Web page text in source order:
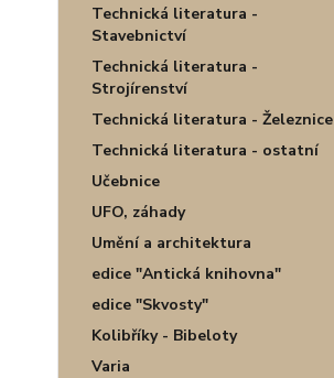
Technická literatura -
Stavebnictví
Technická literatura -
Strojírenství
Technická literatura - Železnice
Technická literatura - ostatní
Učebnice
UFO, záhady
Umění a architektura
edice "Antická knihovna"
edice "Skvosty"
Kolibříky - Bibeloty
Varia